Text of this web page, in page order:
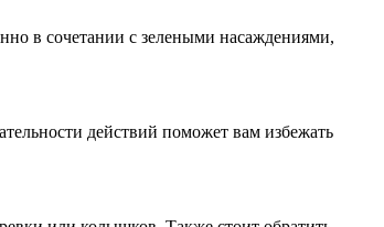
в сочетании с зелеными насаждениями,
действий поможет вам избежать